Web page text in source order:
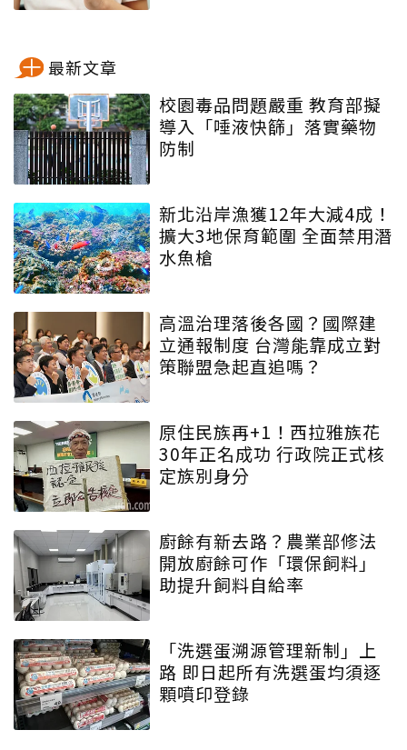
最新文章
校園毒品問題嚴重 教育部擬
導入「唾液快篩」落實藥物
防制
新北沿岸漁獲12年大減4成！
擴大3地保育範圍 全面禁用潛
水魚槍
高溫治理落後各國？國際建
立通報制度 台灣能靠成立對
策聯盟急起直追嗎？
原住民族再+1！西拉雅族花
30年正名成功 行政院正式核
定族別身分
廚餘有新去路？農業部修法
開放廚餘可作「環保飼料」
助提升飼料自給率
「洗選蛋溯源管理新制」上
路 即日起所有洗選蛋均須逐
顆噴印登錄